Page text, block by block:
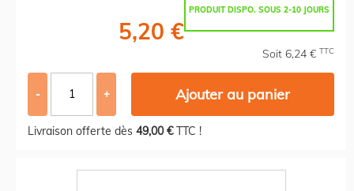
PRODUIT DISPO. SOUS 2-10 JOURS
5,20 €
Soit 6,24 € TTC
- + Ajouter au panier
Livraison offerte dès 49,00 €TTC !